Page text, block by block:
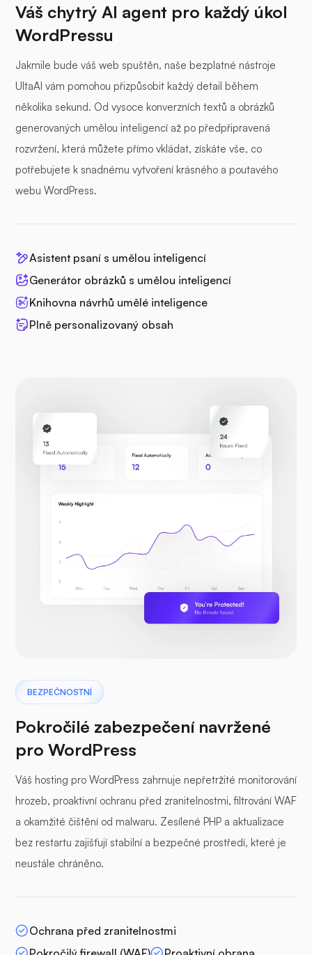
Váš chytrý AI agent pro každý úkol
WordPressu
Jakmile bude váš web spuštěn, naše bezplatné nástroje
UltaAI vám pomohou přizpůsobit každý detail během
několika sekund. Od vysoce konverzních textů a obrázků
generovaných umělou inteligencí až po předpřipravená
rozvržení, která můžete přímo vkládat, získáte vše, co
potřebujete k snadnému vytvoření krásného a poutavého
webu WordPress.
Asistent psaní s umělou inteligencí
Generátor obrázků s umělou inteligencí
Knihovna návrhů umělé inteligence
Plně personalizovaný obsah
BEZPEČNOSTNÍ
Pokročilé zabezpečení navržené
pro WordPress
Váš hosting pro WordPress zahrnuje nepřetržité monitorování
hrozeb, proaktivní ochranu před zranitelnostmi, filtrování WAF
a okamžité čištění od malwaru. Zesílené PHP a aktualizace
bez restartu zajišťují stabilní a bezpečné prostředí, které je
neustále chráněno.
Ochrana před zranitelnostmi